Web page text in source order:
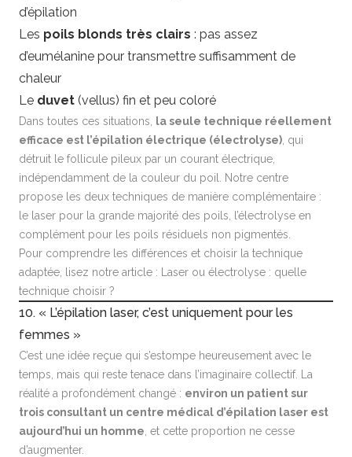
d’épilation
Les poils blonds très clairs : pas assez
d’eumélanine pour transmettre suffisamment de
chaleur
Le duvet (vellus) fin et peu coloré
Dans toutes ces situations,
la seule technique réellement
efficace est l’épilation électrique (électrolyse) , qui
détruit le follicule pileux par un courant électrique,
indépendamment de la couleur du poil. Notre centre
propose les deux techniques de manière complémentaire :
le laser pour la grande majorité des poils, l’électrolyse en
complément pour les poils résiduels non pigmentés.
Pour comprendre les différences et choisir la technique
adaptée, lisez notre article :
Laser ou électrolyse : quelle
technique choisir ?
10. « L’épilation laser, c’est uniquement pour les
femmes »
C’est une idée reçue qui s’estompe heureusement avec le
temps, mais qui reste tenace dans l’imaginaire collectif. La
réalité a profondément changé : environ un patient sur
trois consultant un centre médical d’épilation laser est
aujourd’hui un homme , et cette proportion ne cesse
d’augmenter.